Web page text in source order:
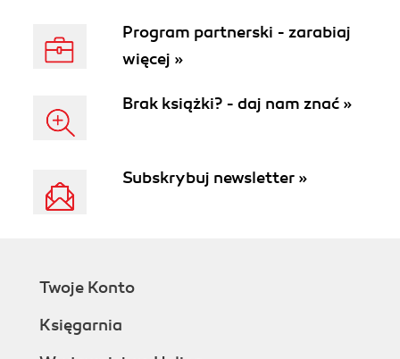
Program partnerski - zarabiaj
więcej »
Brak książki? - daj nam znać »
Subskrybuj newsletter »
Twoje Konto
Księgarnia